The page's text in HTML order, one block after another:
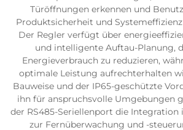
Türöffnungen erkennen und
Produktsicherheit und
Der Regler verfügt über
und intelligente Auftau-Planung,
Energieverbrauch zu reduzieren,
optimale Leistung aufrechterhalten
Bauweise und der IP65-geschützte
ihn für anspruchsvolle Umgebungen
der RS485-Seriellenport die Integration
zur Fernüberwachung und -